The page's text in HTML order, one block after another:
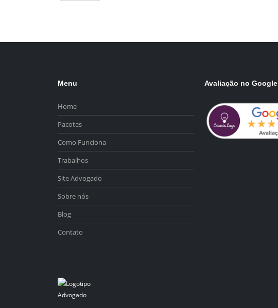
Menu
Home
Pacotes
Como Funciona
Trabalhos
Site Advogado
Sobre nós
Blog
Contato
Avaliação no Google